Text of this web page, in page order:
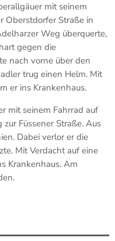
mit seinem
Oberstdorfer Straße in
Weg überquerte,
gegen die
nach vorne über den
trug einen Helm. Mit
er ins Krankenhaus.
mit seinem Fahrrad auf
Füssener Straße. Aus
Dabei verlor er die
Mit Verdacht auf eine
Krankenhaus. Am